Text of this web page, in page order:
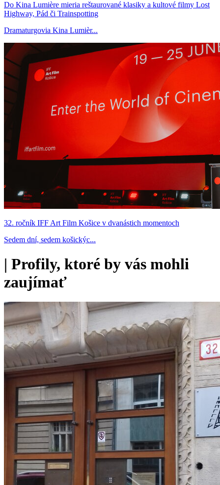
Do Kina Lumière mieria reštaurované klasiky a kultové filmy Lost
Highway, Pád či Trainspotting
Dramaturgovia Kina Lumièr...
32. ročník IFF Art Film Košice v dvanástich momentoch
Sedem dní, sedem košickýc...
| Profily, ktoré by vás mohli
zaujímať